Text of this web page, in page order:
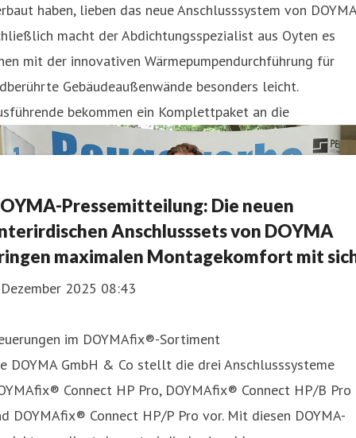
haben, lieben das neue Anschlusssystem von
macht der Abdichtungsspezialist aus Oyten es
mit der innovativen Wärmepumpendurchführung für
Gebäudeaußenwände besonders leicht.
bekommen ein Komplettpaket an die
Pressemitteilung: Die neuen
Anschlusssets von DOYMA
maximalen Montagekomfort mit
2025 08:43
im DOYMAfix®-Sortiment
DOYMA GmbH & Co stellt die drei Anschlusssysteme
Connect HP Pro, DOYMAfix® Connect HP/B Pro
DOYMAfix® Connect HP/P Pro vor. Mit diesen DOYMA-